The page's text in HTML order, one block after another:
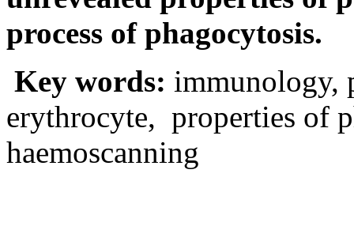
process of phagocytosis.
Key words: immunology,
erythrocyte, properties of
haemoscanning